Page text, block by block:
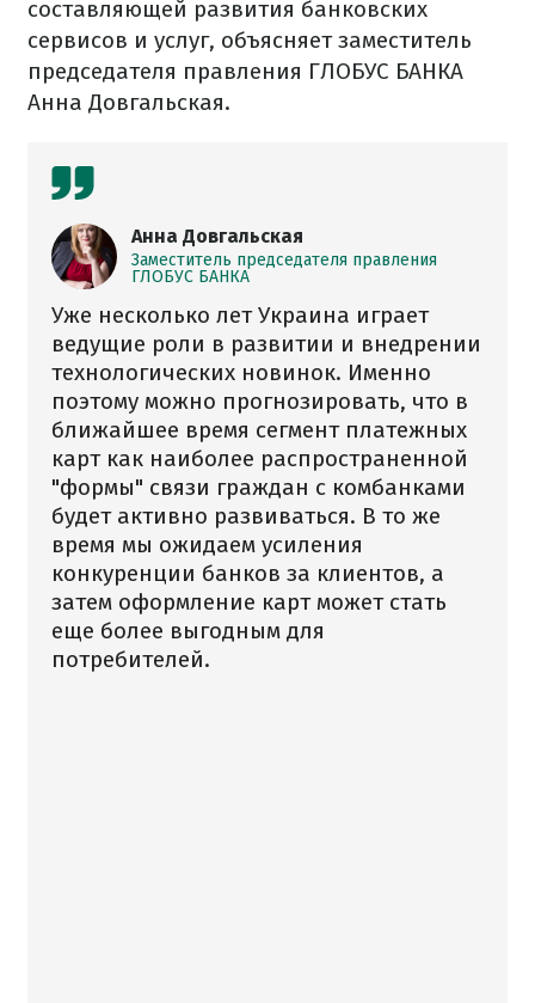
составляющей развития банковских
сервисов и услуг, объясняет заместитель
председателя правления ГЛОБУС БАНКА
Анна Довгальская.
Анна Довгальская
Заместитель председателя правления
ГЛОБУС БАНКА
Уже несколько лет Украина играет
ведущие роли в развитии и внедрении
технологических новинок. Именно
поэтому можно прогнозировать, что в
ближайшее время сегмент платежных
карт как наиболее распространенной
"формы" связи граждан с комбанками
будет активно развиваться. В то же
время мы ожидаем усиления
конкуренции банков за клиентов, а
затем оформление карт может стать
еще более выгодным для
потребителей.